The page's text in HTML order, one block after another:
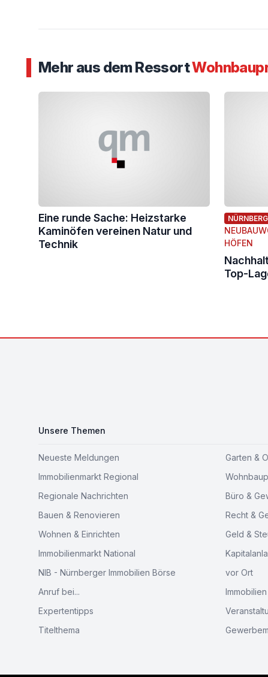
Mehr aus dem Ressort
Eine runde Sache: Heizstarke
Kaminöfen vereinen Natur und
Technik
NÜRNBERG
HÖFEN
Top-
Unsere Themen
Neueste Meldungen
Garten &
Immobilienmarkt Regional
Regionale Nachrichten
Büro &
Bauen & Renovieren
Recht &
Wohnen & Einrichten
Geld &
Immobilienmarkt National
NIB - Nürnberger Immobilien Börse
vor Ort
Anruf bei...
Immobilien
Expertentipps
Titelthema